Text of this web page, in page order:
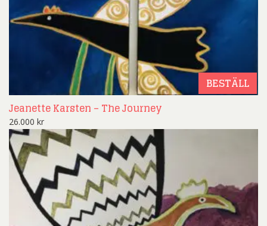
BESTÄLL
Jeanette Karsten – The Journey
26.000 kr